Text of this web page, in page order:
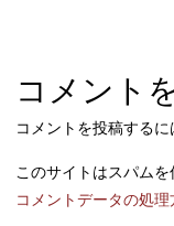
コメント
コメントを投稿するに
このサイトはスパム
コメントデータの処